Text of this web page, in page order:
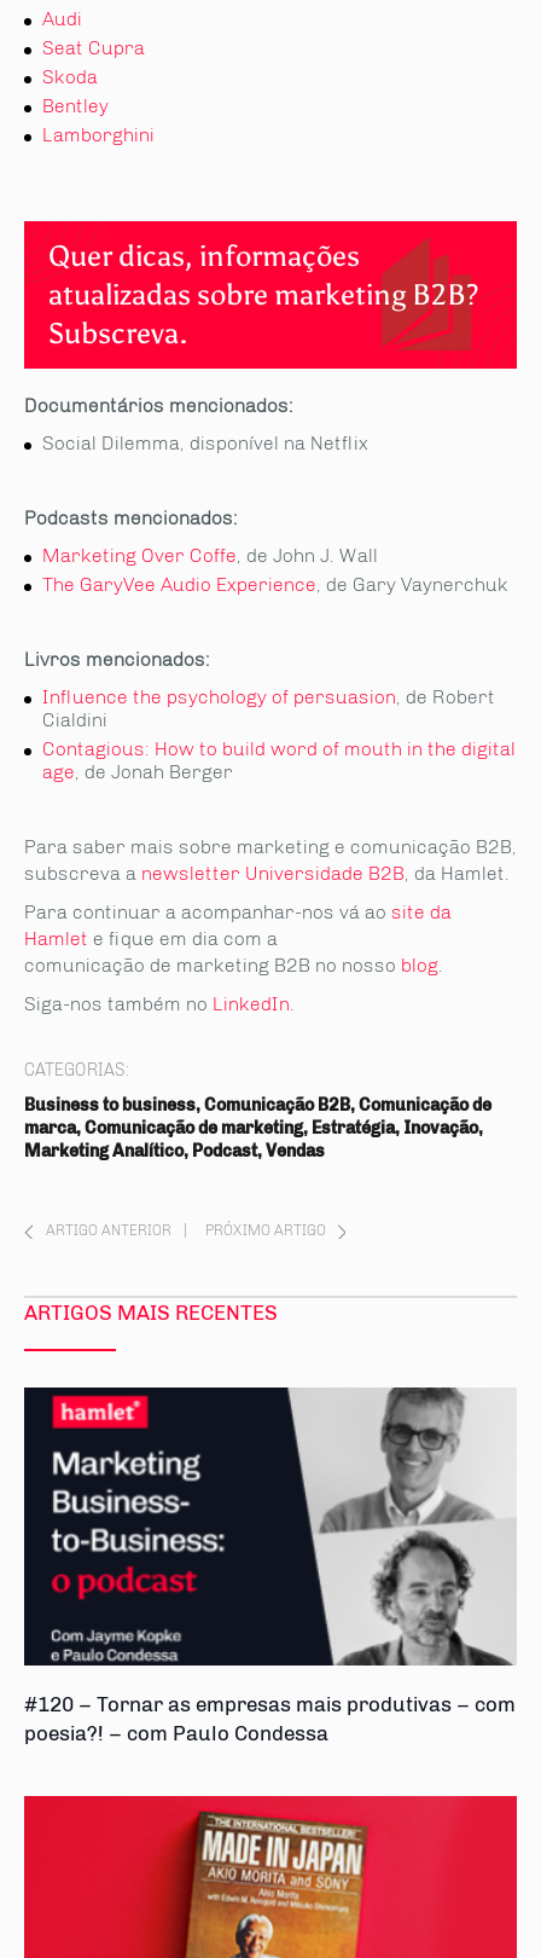
Audi
Seat Cupra
Skoda
Bentley
Lamborghini
Quer dicas, informações
atualizadas sobre marketing B2B?
Subscreva.
Documentários mencionados:
Social Dilemma, disponível na Netflix
Podcasts mencionados:
Marketing Over Coffe, de John J. Wall
The GaryVee Audio Experience, de Gary Vaynerchuk
Livros mencionados:
Influence the psychology of persuasion, de Robert
Cialdini
Contagious: How to build word of mouth in the digital
age, de Jonah Berger
Para saber mais sobre marketing e comunicação B2B,
subscreva a newsletter Universidade B2B, da Hamlet.
Para continuar a acompanhar-nos vá ao site da
Hamlet e fique em dia com a
comunicação de marketing B2B no nosso blog.
Siga-nos também no LinkedIn.
CATEGORIAS:
Business to business, Comunicação B2B, Comunicação de
marca, Comunicação de marketing, Estratégia, Inovação,
Marketing Analítico, Podcast, Vendas
ARTIGO ANTERIOR PRÓXIMO ARTIGO
ARTIGOS MAIS RECENTES
#120 – Tornar as empresas mais produtivas – com
poesia?! – com Paulo Condessa